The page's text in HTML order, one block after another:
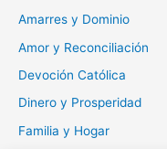
r
Amarres y Dominio
Amor y Reconciliación
Devoción Católica
Dinero y Prosperidad
Familia y Hogar